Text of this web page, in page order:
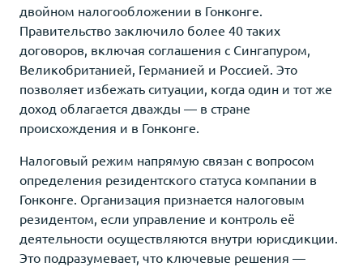
двойном налогообложении в Гонконге.
Правительство заключило более 40 таких
договоров, включая соглашения с Сингапуром,
Великобританией, Германией и Россией. Это
позволяет избежать ситуации, когда один и тот же
доход облагается дважды — в стране
происхождения и в Гонконге.
Налоговый режим напрямую связан с вопросом
определения резидентского статуса компании в
Гонконге. Организация признается налоговым
резидентом, если управление и контроль её
деятельности осуществляются внутри юрисдикции.
Это подразумевает, что ключевые решения —